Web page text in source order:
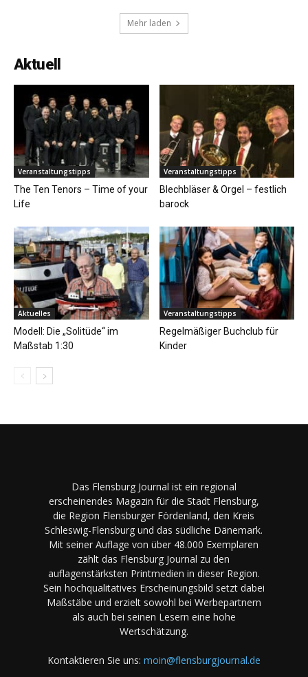
Mehr laden
Aktuell
Veranstaltungstipps
The Ten Tenors – Time of your
Life
Veranstaltungstipps
Blechbläser & Orgel – festlich
barock
Aktuelles
Modell: Die „Solitüde“ im
Maßstab 1:30
Veranstaltungstipps
Regelmäßiger Buchclub für
Kinder
Das Flensburg Journal ist ein regional
erscheinendes Magazin für die Stadt Flensburg,
die Region Flensburger Fördenland, den Kreis
Schleswig-Flensburg und das südliche Dänemark.
Mit seiner Auflage von über 48.000 Exemplaren
zählt das Flensburg Journal zu den
auflagenstärksten Printmedien in dieser Region.
Sein hochqualitatives Erscheinungsbild setzt dabei
Maßstäbe und erzielt sowohl bei Werbepartnern
als auch bei seinen Lesern eine hohe
Wertschätzung.
Kontaktieren Sie uns: moin@flensburgjournal.de